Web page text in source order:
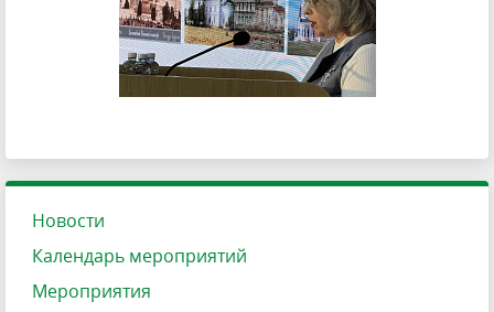
Новости
Календарь мероприятий
Мероприятия